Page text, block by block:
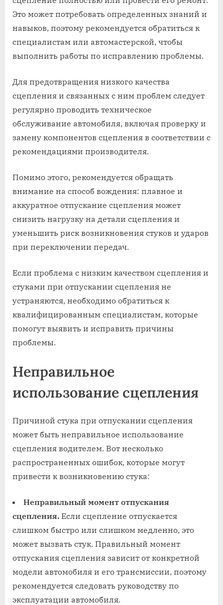
Это может потребовать определенных знаний и
навыков, поэтому рекомендуется обратиться к
специалистам или автомастерской, чтобы
выполнить работы по исправлению проблемы.
Для предотвращения низкого качества
сцепления и связанных с ним проблем следует
регулярно проводить техническое
обслуживание автомобиля, включая проверку и
замену компонентов сцепления в соответствии с
рекомендациями производителя.
Помимо этого, рекомендуется обращать
внимание на способ вождения: плавное и
аккуратное отпускание сцепления может
снизить нагрузку на детали сцепления и
уменьшить риск возникновения стуков и ударов
при переключении передач.
Если проблема с низким качеством сцепления и
стуками при отпускании сцепления не
устраняются, необходимо обратиться к
квалифицированным специалистам, которые
помогут выявить и исправить причины
проблемы.
Неправильное
использование сцепления
Причиной стука при отпускании сцепления
может быть неправильное использование
сцепления водителем. Вот несколько
распространенных ошибок, которые могут
привести к возникновению стука:
Неправильный момент отпускания
сцепления. Если сцепление отпускается
слишком быстро или слишком медленно, это
может вызвать стук. Правильный момент
отпускания сцепления зависит от конкретной
модели автомобиля и его трансмиссии, поэтому
рекомендуется следовать руководству по
эксплуатации автомобиля.